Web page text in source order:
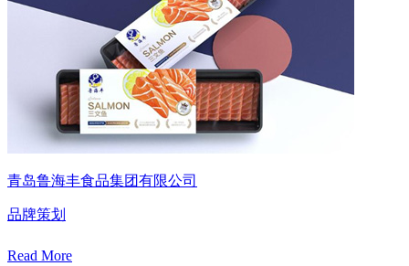
青岛鲁海丰食品集团有限公司
品牌策划
Read More